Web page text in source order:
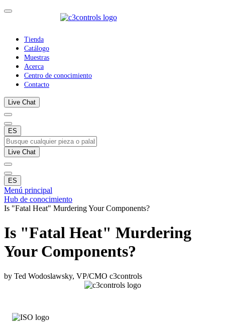
Tienda
Catálogo
Muestras
Acerca
Centro de conocimiento
Contacto
Live Chat
ES
Live Chat
ES
Menú principal
Hub de conocimiento
Is "Fatal Heat" Murdering Your Components?
Is "Fatal Heat" Murdering
Your Components?
by Ted Wodoslawsky, VP/CMO c3controls